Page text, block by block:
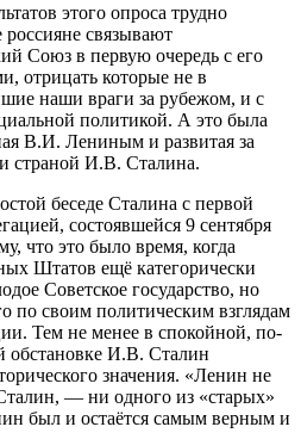
этого опроса трудно
связывают
Союз в первую очередь с его
отрицать которые не в
наши враги за рубежом, и с
политикой. А это была
В.И. Лениным и развитая за
страной И.В. Сталина.
беседе Сталина с первой
состоявшейся 9 сентября
что это было время, когда
Штатов ещё категорически
Советское государство, но
по своим политическим взглядам
Тем не менее в спокойной, по-
обстановке И.В. Сталин
значения. «Ленин не
— ни одного из «старых»
был и остаётся самым верным и